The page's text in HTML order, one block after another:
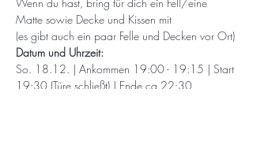
Matte sowie Decke und Kissen mit
(es gibt auch ein paar Felle und Decken vor Ort)
Datum und Uhrzeit:
So. 18.12. | Ankommen 19:00 - 19:15 | Start
19:30 (Türe schließt) | Ende ca 22:30